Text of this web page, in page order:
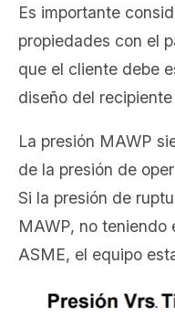
Es importante
propiedades con el
que el cliente debe
diseño del
La presión MAWP
de la presión de
Si la presión de
MAWP, no
ASME, el equipo